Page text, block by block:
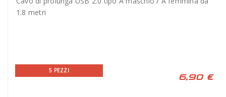
1.8 metri
5 PEZZI
6,90 €